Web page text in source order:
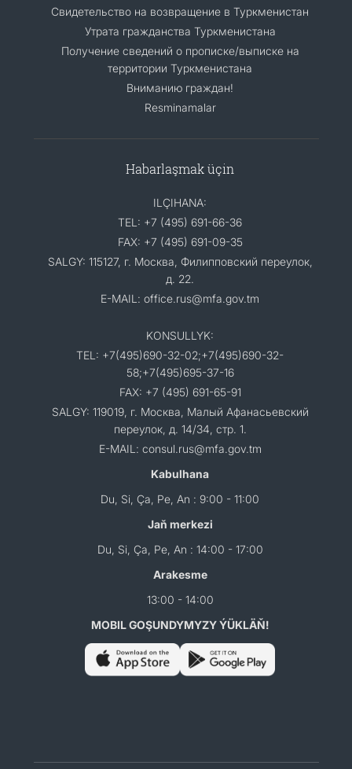
Cвидетельство на возвращение в Туркменистан
Утрата гражданства Туркменистана
Получение сведений о прописке/выписке на
территории Туркменистана
Вниманию граждан!
Resminamalar
Habarlaşmak üçin
ILÇIHANA:
TEL: +7 (495) 691-66-36
FAX: +7 (495) 691-09-35
SALGY: 115127, г. Москва, Филипповский переулок,
д. 22.
E-MAIL: office.rus@mfa.gov.tm
KONSULLYK:
TEL: +7(495)690-32-02;+7(495)690-32-
58;+7(495)695-37-16
FAX: +7 (495) 691-65-91
SALGY: 119019, г. Москва, Малый Афанасьевский
переулок, д. 14/34, стр. 1.
E-MAIL: consul.rus@mfa.gov.tm
Kabulhana
Du, Si, Ça, Pe, An : 9:00 - 11:00
Jaň merkezi
Du, Si, Ça, Pe, An : 14:00 - 17:00
Arakesme
13:00 - 14:00
MOBIL GOŞUNDYMYZY ÝÜKLÄŇ!